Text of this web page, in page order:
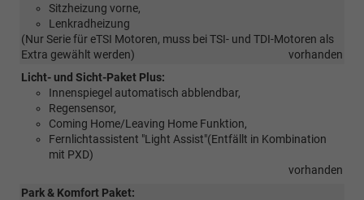
Sitzheizung vorne,
Lenkradheizung
(Nur Serie für eTSI Motoren, muss bei TSI- und TDI-Motoren als
Extra gewählt werden)
vorhanden
Licht- und Sicht-Paket Plus:
Innenspiegel automatisch abblendbar,
Regensensor,
Coming Home/Leaving Home Funktion,
Fernlichtassistent "Light Assist"(Entfällt in Kombination
mit PXD)
vorhanden
Park & Komfort Paket: